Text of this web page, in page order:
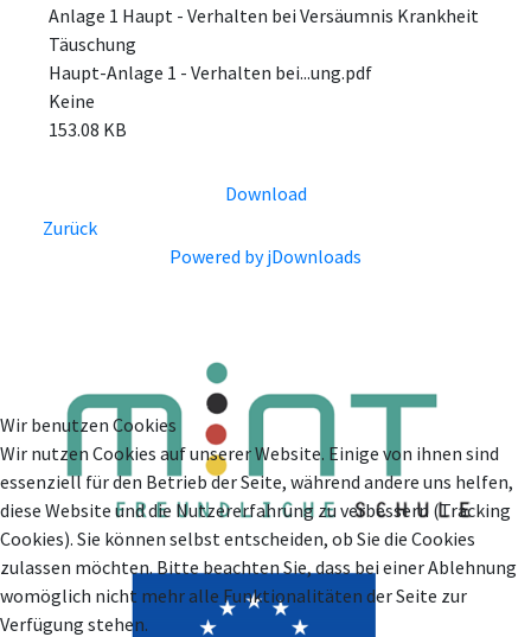
Anlage 1 Haupt - Verhalten bei Versäumnis Krankheit
Täuschung
Haupt-Anlage 1 - Verhalten bei...ung.pdf
Keine
153.08 KB
Download
Zurück
Powered by jDownloads
Wir benutzen Cookies
Wir nutzen Cookies auf unserer Website. Einige von ihnen sind
essenziell für den Betrieb der Seite, während andere uns helfen,
diese Website und die Nutzererfahrung zu verbessern (Tracking
Cookies). Sie können selbst entscheiden, ob Sie die Cookies
zulassen möchten. Bitte beachten Sie, dass bei einer Ablehnung
womöglich nicht mehr alle Funktionalitäten der Seite zur
Verfügung stehen.